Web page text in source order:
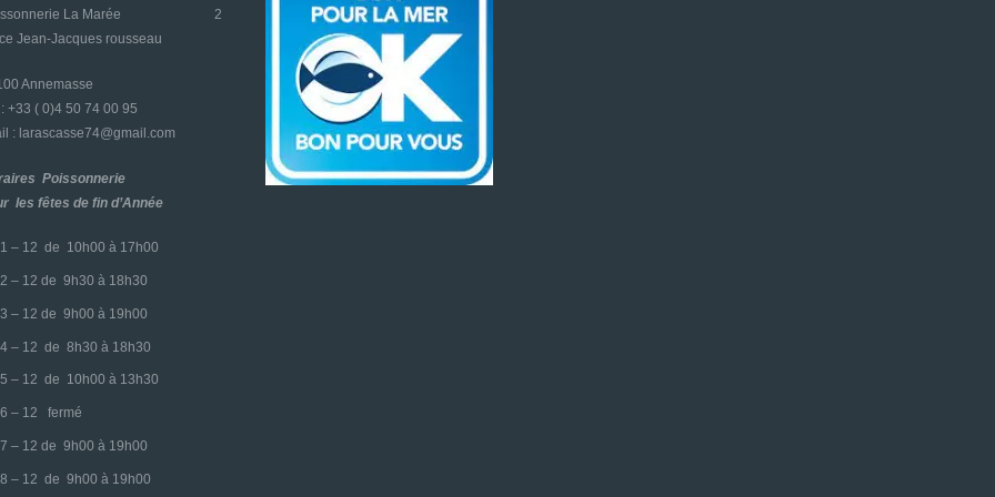
La Marée 2
Jean-Jacques rousseau
Annemasse
: +33 ( 0)4 50 74 00 95
: larascasse74@gmail.com
Poissonnerie
les fêtes de fin d’Année
– 12 de 10h00 à 17h00
– 12 de 9h30 à 18h30
– 12 de 9h00 à 19h00
– 12 de 8h30 à 18h30
– 12 de 10h00 à 13h30
– 12 fermé
– 12 de 9h00 à 19h00
– 12 de 9h00 à 19h00